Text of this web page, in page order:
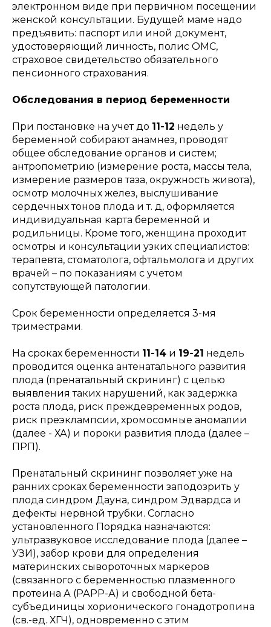
электронном виде при первичном посещении
женской консультации. Будущей маме надо
предъявить: паспорт или иной документ,
удостоверяющий личность, полис ОМС,
страховое свидетельство обязательного
пенсионного страхования.
Обследования в период беременности
При постановке на учет до 11-12 недель у
беременной собирают анамнез, проводят
общее обследование органов и систем;
антропометрию (измерение роста, массы тела,
измерение размеров таза, окружность живота),
осмотр молочных желез, выслушивание
сердечных тонов плода и т. д, оформляется
индивидуальная карта беременной и
родильницы. Кроме того, женщина проходит
осмотры и консультации узких специалистов:
терапевта, стоматолога, офтальмолога и других
врачей – по показаниям с учетом
сопутствующей патологии.
Срок беременности определяется 3-мя
триместрами.
На сроках беременности 11-14 и 19-21 недель
проводится оценка антенатального развития
плода (пренатальный скрининг) с целью
выявления таких нарушений, как задержка
роста плода, риск преждевременных родов,
риск преэклампсии, хромосомные аномалии
(далее - ХА) и пороки развития плода (далее –
ПРП).
Пренатальный скрининг позволяет уже на
ранних сроках беременности заподозрить у
плода синдром Дауна, синдром Эдвардса и
дефекты нервной трубки. Согласно
установленного Порядка назначаются:
ультразвуковое исследование плода (далее –
УЗИ), забор крови для определения
материнских сывороточных маркеров
(связанного с беременностью плазменного
протеина А (РАРР-А) и свободной бета-
субъединицы хорионического гонадотропина
(св.-ед. ХГЧ), одновременно с этим